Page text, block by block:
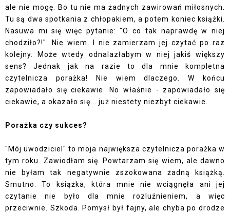
ale nie mogę. Bo tu nie ma żadnych zawirowań miłosnych.
Tu są dwa spotkania z chłopakiem, a potem koniec książki.
Nasuwa mi się więc pytanie: "O co tak naprawdę w niej
chodziło?!". Nie wiem. I nie zamierzam jej czytać po raz
kolejny. Może wtedy odnalazłabym w niej jakiś większy
sens? Jednak jak na razie to dla mnie kompletna
czytelnicza porażka! Nie wiem dlaczego. W końcu
zapowiadało się ciekawie. No właśnie - zapowiadało się
ciekawie, a okazało się... już niestety niezbyt ciekawie.
Porażka czy sukces?
"Mój uwodziciel" to moja największa czytelnicza porażka w
tym roku. Zawiodłam się. Powtarzam się wiem, ale dawno
nie byłam tak negatywnie zszokowana żadną książką.
Smutno. To książka, która mnie nie wciągnęła ani jej
czytanie nie było dla mnie rozluźnieniem, a więc
przeciwnie. Szkoda. Pomysł był fajny, ale chyba po drodze